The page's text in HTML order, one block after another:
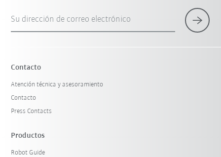
Su dirección de correo electrónico
Contacto
Atención técnica y asesoramiento
Contacto
Press Contacts
Productos
Robot Guide